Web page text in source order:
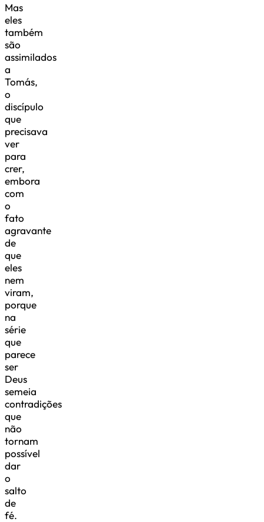
Mas
eles
também
são
assimilados
a
Tomás,
o
discípulo
que
precisava
ver
para
crer,
embora
com
o
fato
agravante
de
que
eles
nem
viram,
porque
na
série
que
parece
ser
Deus
semeia
contradições
que
não
tornam
possível
dar
o
salto
de
fé.